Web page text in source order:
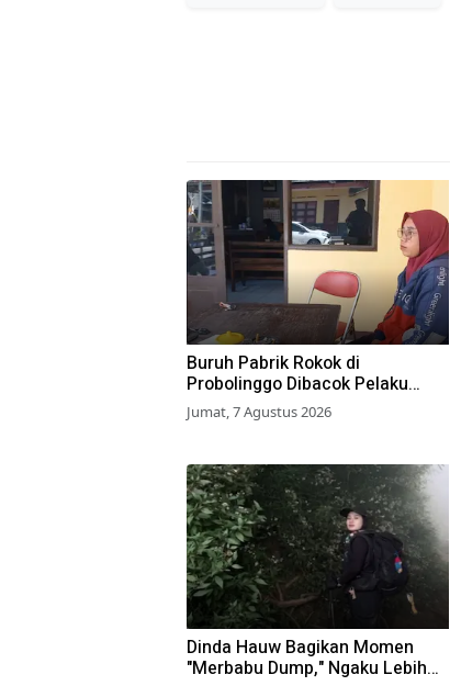
Buruh Pabrik Rokok di
Probolinggo Dibacok Pelaku
Begal, Motor dan Tas Amblas
Jumat, 7 Agustus 2026
Dinda Hauw Bagikan Momen
"Merbabu Dump," Ngaku Lebih